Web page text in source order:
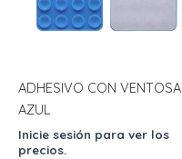
ADHESIVO CON VENTOSA
AZUL
Inicie sesión para ver los
precios.